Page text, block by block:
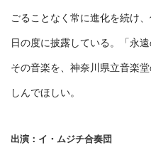
ごることなく常に進化を続け
日の度に披露している。「永
その音楽を、神奈川県立音楽
しんでほしい。
出演：イ・ムジチ合奏団